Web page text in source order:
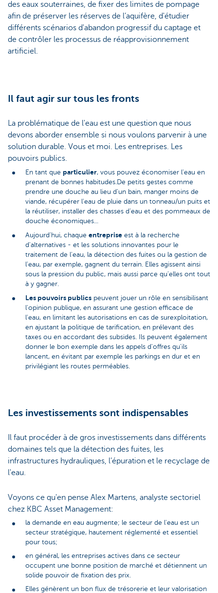
des eaux souterraines, de fixer des limites de pompage
afin de préserver les réserves de l’aquifère, d'étudier
différents scénarios d'abandon progressif du captage et
de contrôler les processus de réapprovisionnement
artificiel.
Il faut agir sur tous les fronts
La problématique de l'eau est une question que nous
devons aborder ensemble si nous voulons parvenir à une
solution durable. Vous et moi. Les entreprises. Les
pouvoirs publics.
En tant que particulier, vous pouvez économiser l'eau en
prenant de bonnes habitudes.De petits gestes comme
prendre une douche au lieu d'un bain, manger moins de
viande, récupérer l'eau de pluie dans un tonneau/un puits et
la réutiliser, installer des chasses d’eau et des pommeaux de
douche économiques...
Aujourd'hui, chaque entreprise est à la recherche
d'alternatives - et les solutions innovantes pour le
traitement de l'eau, la détection des fuites ou la gestion de
l'eau, par exemple, gagnent du terrain. Elles agissent ainsi
sous la pression du public, mais aussi parce qu’elles ont tout
à y gagner.
Les pouvoirs publics peuvent jouer un rôle en sensibilisant
l'opinion publique, en assurant une gestion efficace de
l'eau, en limitant les autorisations en cas de surexploitation,
en ajustant la politique de tarification, en prélevant des
taxes ou en accordant des subsides. Ils peuvent également
donner le bon exemple dans les appels d'offres qu'ils
lancent, en évitant par exemple les parkings en dur et en
privilégiant les routes perméables.
Les investissements sont indispensables
Il faut procéder à de gros investissements dans différents
domaines tels que la détection des fuites, les
infrastructures hydrauliques, l’épuration et le recyclage de
l'eau.
Voyons ce qu'en pense Alex Martens, analyste sectoriel
chez KBC Asset Management:
la demande en eau augmente; le secteur de l'eau est un
secteur stratégique, hautement réglementé et essentiel
pour tous;
en général, les entreprises actives dans ce secteur
occupent une bonne position de marché et détiennent un
solide pouvoir de fixation des prix.
Elles génèrent un bon flux de trésorerie et leur valorisation